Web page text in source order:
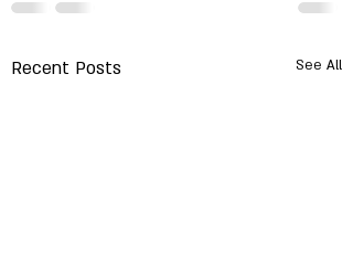
Recent Posts See All